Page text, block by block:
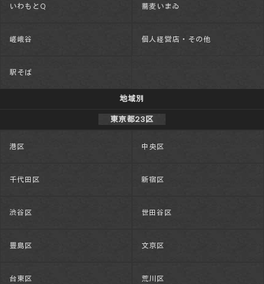
いわもとQ 蕎麦いまゐ
嵯峨谷 個人経営店・その他
駅そば
地域別
東京都23区
港区 中央区
千代田区 新宿区
渋谷区 世田谷区
豊島区 文京区
台東区 荒川区